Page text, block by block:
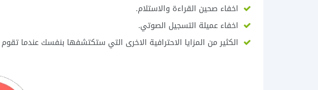
اخفاء صحين القراءة والاستلام.
اخفاء عميلة التسجيل الصوتي.
الكثير من المزايا الاحترافية الاخرى التي ستكتشفها بنفسك عندما